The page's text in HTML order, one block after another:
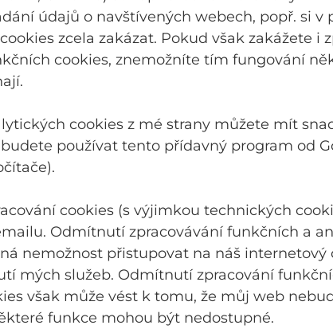
údajů o navštívených webech, popř. si v
zcela zakázat. Pokud však zakážete i
cookies, znemožníte tím fungování
cookies z mé strany můžete mít
používat tento přídavný program od
cookies (s výjimkou technických
Odmítnutí zpracovávání funkčních a
nemožnost přistupovat na náš internetový
mých služeb. Odmítnutí zpracování
však může vést k tomu, že můj web
funkce mohou být nedostupné.